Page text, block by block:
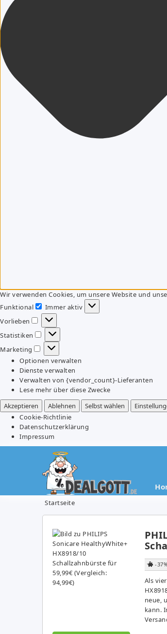
Wir verwenden Cookies, um unsere Website und
Funktional
Funktional
Immer aktiv
Vorlieben
Vorlieben
Statistiken
Statistiken
Marketing
Marketing
Optionen verwalten
Dienste verwalten
Verwalten von {vendor_count}-Lieferanten
Lese mehr über diese Zwecke
Akzeptieren
Ablehnen Selbst wählen
Cookie-Richtlinie
Datenschutzerklärung
Impressum
Startseite
-
Als
neue,
kann.